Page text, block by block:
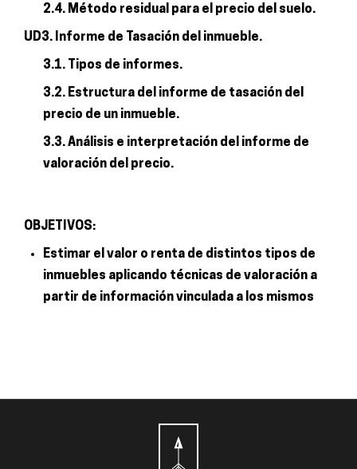
2.4. Método residual para el precio del suelo.
UD3. Informe de Tasación del inmueble.
3.1. Tipos de informes.
3.2. Estructura del informe de tasación del
precio de un inmueble.
3.3. Análisis e interpretación del informe de
valoración del precio.
OBJETIVOS:
Estimar el valor o renta de distintos tipos de
inmuebles aplicando técnicas de valoración a
partir de información vinculada a los mismos